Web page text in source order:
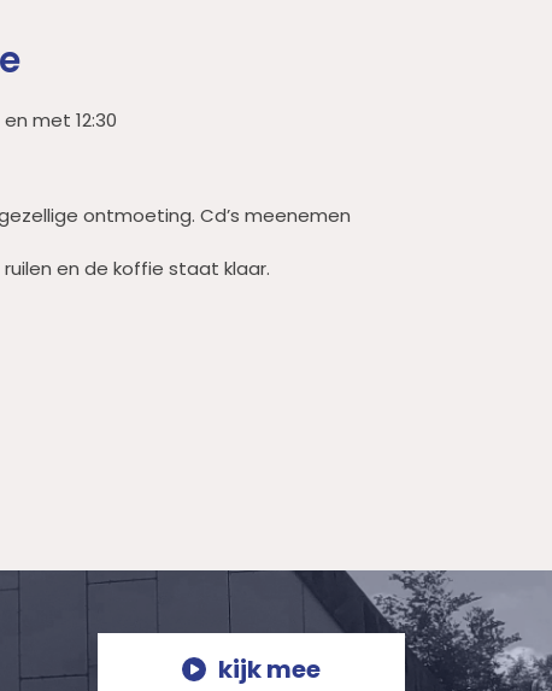
met 12:30
ontmoeting. Cd’s meenemen
ruilen en de koffie staat klaar.
kijk mee